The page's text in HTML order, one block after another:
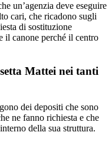
un’agenzia deve eseguire
cari, che ricadono sugli
di sostituzione
il canone perché il centro
Mattei nei tanti
dei depositi che sono
ne fanno richiesta e che
della sua struttura.